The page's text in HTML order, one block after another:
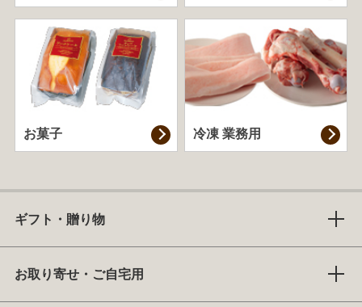
お菓子 冷凍 業務用
ギフト・贈り物
お取り寄せ・ご自宅用